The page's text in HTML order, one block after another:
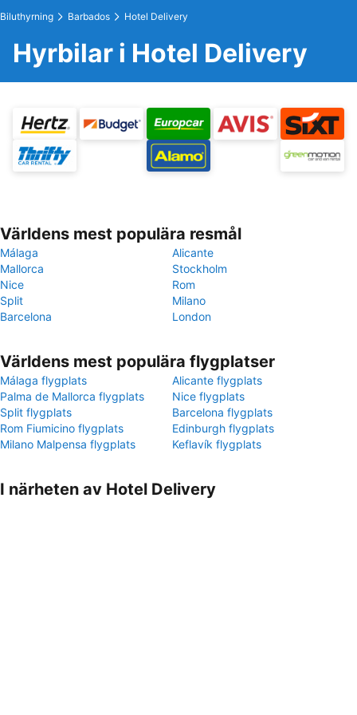
Biluthyrning Barbados Hotel Delivery
Hyrbilar i Hotel Delivery
Världens mest populära resmål
Málaga
Alicante
Mallorca
Stockholm
Nice
Rom
Split
Milano
Barcelona
London
Världens mest populära flygplatser
Málaga flygplats
Alicante flygplats
Palma de Mallorca flygplats
Nice flygplats
Split flygplats
Barcelona flygplats
Rom Fiumicino flygplats
Edinburgh flygplats
Milano Malpensa flygplats
Keflavík flygplats
I närheten av Hotel Delivery